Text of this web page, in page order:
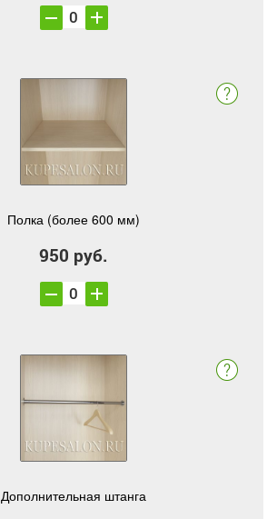
Полка (более 600 мм)
950 руб.
Дополнительная штанга